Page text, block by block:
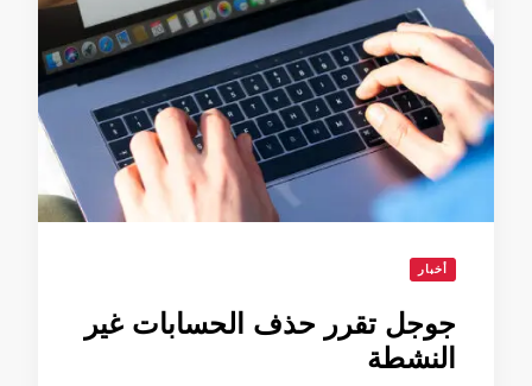
أخبار
جوجل تقرر حذف الحسابات غير
النشطة